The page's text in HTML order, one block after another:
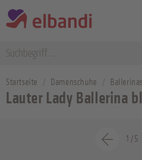
Startseite Damenschuhe Ballerinas
Lauter Lady Ballerina
1 /5